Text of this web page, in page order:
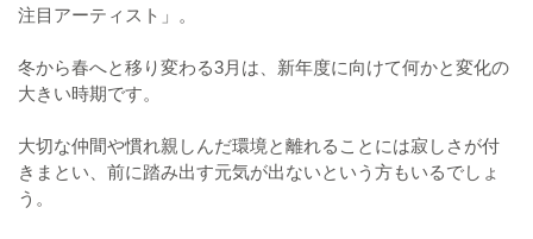
注目アーティスト」。
冬から春へと移り変わる3月は、新年度に向けて何かと変化の
大きい時期です。
大切な仲間や慣れ親しんだ環境と離れることには寂しさが付
きまとい、前に踏み出す元気が出ないという方もいるでしょ
う。